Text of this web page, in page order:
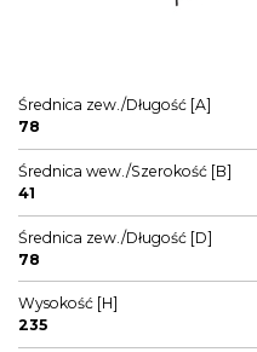
Średnica zew./Długość [A]
78
Średnica wew./Szerokość [B]
41
Średnica zew./Długość [D]
78
Wysokość [H]
235